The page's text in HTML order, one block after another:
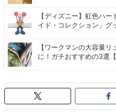
【ディズニー】虹色ハ
イド・コレクション」グ
【ワークマンの大容量
に！ガチおすすめの3選